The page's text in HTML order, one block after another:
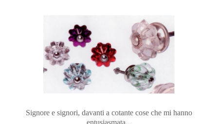
Signore e signori, davanti a cotante cose che mi hanno